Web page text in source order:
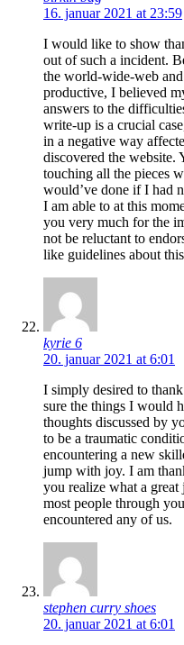
16. januar 2021 at 23:59
I would like to show
out of such a incident.
the world-wide-web
productive, I believed
answers to the
write-up is a crucial
in a negative way
discovered the website.
touching all the pieces
would’ve done if I had
I am able to at this
you very much for the
not be reluctant to
like guidelines about
kyrie 6
20. januar 2021 at 6:01
I simply desired to
sure the things I would
thoughts discussed by
to be a traumatic
encountering a new
jump with joy. I am
you realize what a
most people through
encountered any of us.
stephen curry shoes
20. januar 2021 at 6:01